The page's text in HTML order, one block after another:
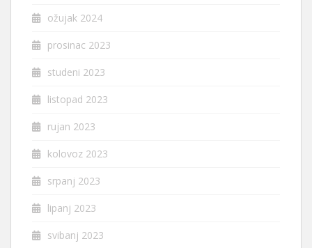
ožujak 2024
prosinac 2023
studeni 2023
listopad 2023
rujan 2023
kolovoz 2023
srpanj 2023
lipanj 2023
svibanj 2023